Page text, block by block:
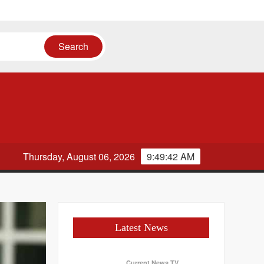
9:49:42 AM
Thursday, August 06, 2026
Latest News